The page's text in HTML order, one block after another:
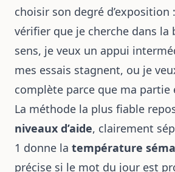
choisir son degré d’exposition
vérifier que je cherche dans la
sens, je veux un appui
mes essais stagnent, ou je
complète parce que ma partie
La méthode la plus fiable
niveaux d’aide, clairement
1 donne la température
précise si le mot du jour est